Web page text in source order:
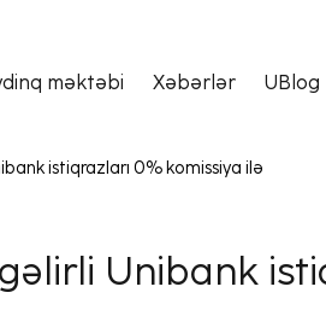
məktəbi Xəbərlər UBlog
istiqrazları 0% komissiya ilə
Unibank